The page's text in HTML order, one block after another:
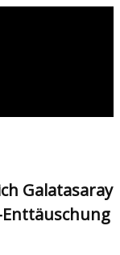
Galatasaray